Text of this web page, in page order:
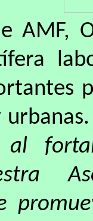
AMF,
al